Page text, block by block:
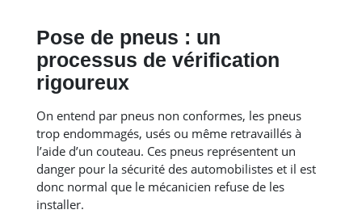
Pose de pneus : un
processus de vérification
rigoureux
On entend par pneus non conformes, les pneus
trop endommagés, usés ou même retravaillés à
l’aide d’un couteau. Ces pneus représentent un
danger pour la sécurité des automobilistes et il est
donc normal que le mécanicien refuse de les
installer.